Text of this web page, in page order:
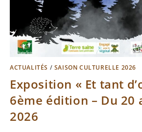
ACTUALITÉS / SAISON CULTURELLE 2026
Exposition « Et tant
6ème édition – Du 20
2026